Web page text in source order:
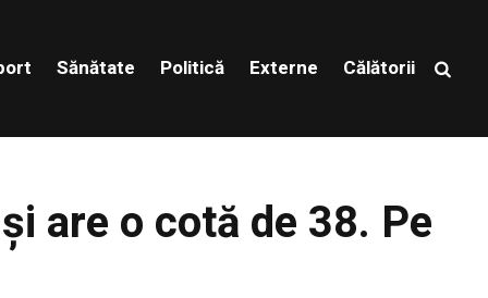
Sănătate Politică Externe Călătorii
are o cotă de 38. Pe